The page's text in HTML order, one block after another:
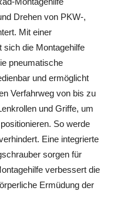
Drehen von PKW-,
Mit einer
sich die Montagehilfe
pneumatische
und ermöglicht
Verfahrweg von bis zu
und Griffe, um
So werde
Eine integrierte
sorgen für
verbessert die
Ermüdung der